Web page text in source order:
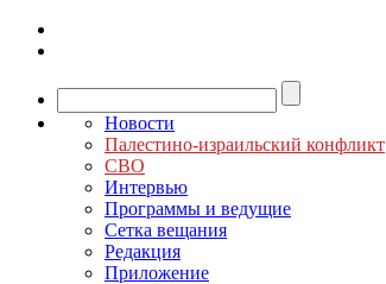
Новости
Палестино-израильский конфликт
СВО
Интервью
Программы и ведущие
Сетка вещания
Редакция
Приложение